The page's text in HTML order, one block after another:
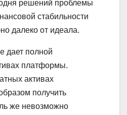
решений проблемы
стабильности
далеко от идеала.
дает полной
платформы.
активах
получить
же невозможно